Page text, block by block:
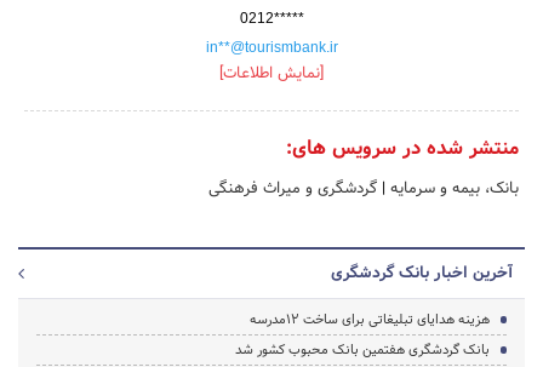
0212*****
in**@tourismbank.ir
[نمایش اطلاعات]
منتشر شده در سرویس های:
بانک، بیمه و سرمایه | گردشگری و میراث فرهنگی
آخرین اخبار بانک گردشگری
هزینه هدایای تبلیغاتی برای ساخت 12مدرسه
بانک گردشگری هفتمین بانک محبوب کشور شد